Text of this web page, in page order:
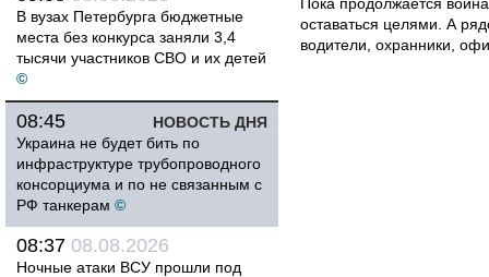
В вузах Петербурга бюджетные
места без конкурса заняли 3,4
тысячи участников СВО и их детей
©
НОВОСТЬ ДНЯ
08:45
Украина не будет бить по
инфраструктуре трубопроводного
консорциума и по не связанным с
РФ танкерам ©
08:37 08.08.2026
Ночные атаки ВСУ прошли под
оставаться целями. А
водители, охранники,